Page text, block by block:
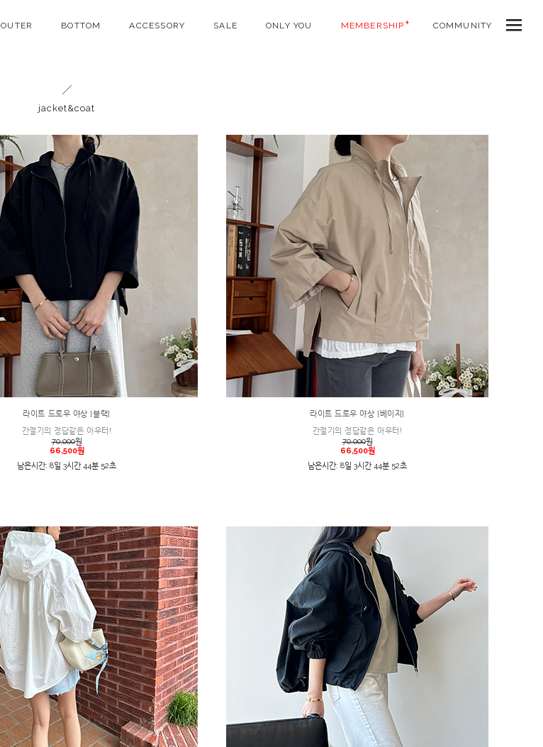
OUTER BOTTOM ACCESSORY SALE ONLY YOU MEMBERSHIP COMMUNITY
jacket&coat
라이트 드로우 야상 [블랙]
간절기의 정답같은 아우터!
70,000원
66,500원
남은시간: 8일 3시간 44분 52초
라이트 드로우 야상 [베이지]
간절기의 정답같은 아우터!
70,000원
66,500원
남은시간: 8일 3시간 44분 52초